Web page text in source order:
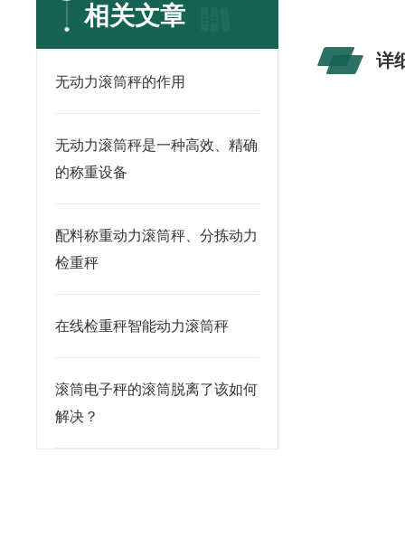
相关文章
无动力滚筒秤的作用
无动力滚筒秤是一种高效、精确
的称重设备
配料称重动力滚筒秤、分拣动力
检重秤
在线检重秤智能动力滚筒秤
滚筒电子秤的滚筒脱离了该如何
解决？
详